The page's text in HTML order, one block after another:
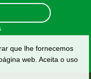
que lhe fornecemos
web. Aceita o uso